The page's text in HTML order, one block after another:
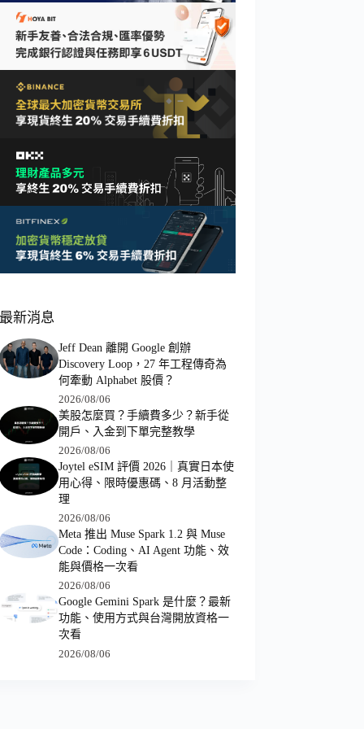
新消息
Jeff Dean 離開 Google 創辦
Discovery Loop，27 年工程傳奇為
何牽動 Alphabet 股價？
2026/08/06
美股怎麼買？手續費多少？新手從
開戶、入金到下單完整教學
2026/08/06
Joytel eSIM 評價 2026｜真實日本使
用心得、限時優惠碼、8 月活動整
理
2026/08/06
Meta 推出 Muse Spark 1.2 與 Muse
Code：Coding、AI Agent 功能、效
能與價格一次看
2026/08/06
Google Gemini Spark 是什麼？最新
功能、使用方式與台灣開放資格一
次看
2026/08/06